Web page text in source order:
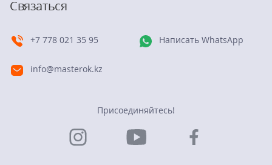
Связаться
+7 778 021 35 95 Написать WhatsApp
info@masterok.kz
Присоединяйтесь!